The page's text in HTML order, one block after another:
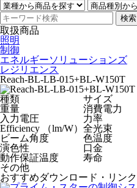
検索
取扱商品
照明
制御
エネルギーソリューションズ
レジリエンス
Reach-BL-LB-015+BL-W150T
種類
サイズ
重量
消費電力
入力電圧
力率
Efficiency （lm/W） 全光束
ビーム角度
色温度
演色性
口金
動作保証温度
寿命
その他
おすすめダウンロード・リンク